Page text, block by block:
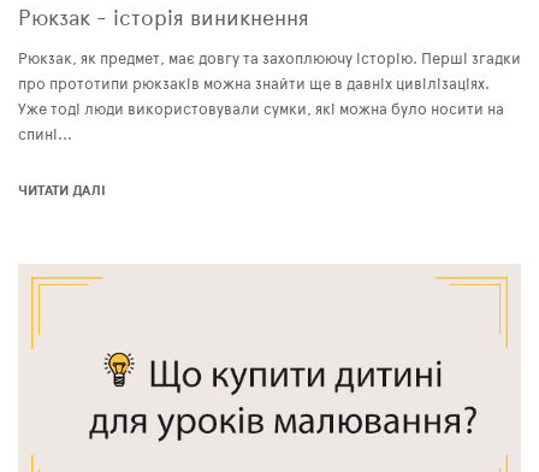
Рюкзак - історія виникнення
Рюкзак, як предмет, має довгу та захоплюючу історію. Перші згадки
про прототипи рюкзаків можна знайти ще в давніх цивілізаціях.
Уже тоді люди використовували сумки, які можна було носити на
спині...
ЧИТАТИ ДАЛІ